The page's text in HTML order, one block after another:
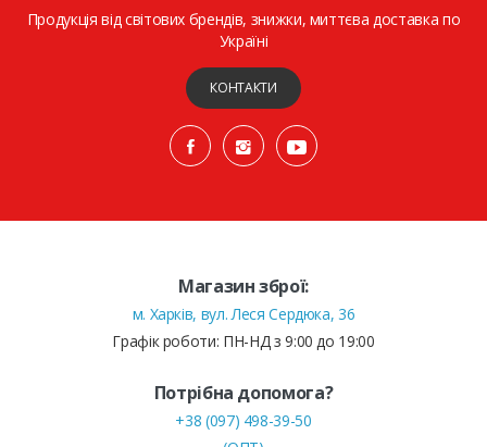
Продукція від світових брендів, знижки, миттєва доставка по
Україні
КОНТАКТИ
Магазин зброї:
м. Харків, вул. Леся Сердюка, 36
Графік роботи: ПН-НД з 9:00 до 19:00
Потрібна допомога?
+38 (097) 498-39-50